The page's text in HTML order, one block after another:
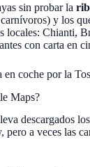
sin probar la
y los
locales:
con carta en
en coche por la
Maps?
descargados
a veces las